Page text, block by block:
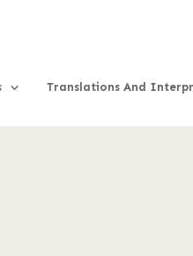
Translations And